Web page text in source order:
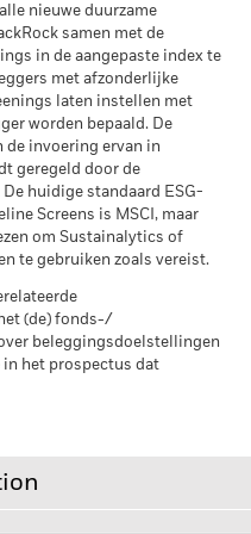
op te nemen met
49 00, of een e-mail te
Voor uw veiligheid worden
U kunt ook
Mediation Service. Meer
.
99,06
410
Ratings per
ESG Fund Ratings.
worden opgenomen, moet
en geldmarktfondsen)
betrokkenheid van
weergegeven voor
en gerapporteerd
zoals bepaald door MSCI
van bedrijven die
of oliezand (met een
door MSCI ESG
ketelkool -% en voor
van het bedrijfsleven
met behulp van gegevens
van de specifieke
nieuwe duurzame
samen met de
in de aangepaste index te
met afzonderlijke
laten instellen met
worden bepaald. De
de invoering ervan in
geregeld door de
huidige standaard ESG-
Screens is MSCI, maar
om Sustainalytics of
te gebruiken zoals vereist.
(de) fonds-/
beleggingsdoelstellingen
het prospectus dat